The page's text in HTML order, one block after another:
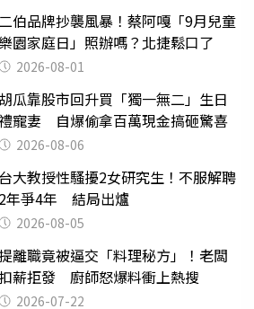
二伯品牌抄襲風暴！蔡阿嘎「9月兒童
園家庭日」照辦嗎？北捷鬆口了
2026-08-01
胡瓜靠股市回升買「獨一無二」生日
寵妻 自爆偷拿百萬現金搞砸驚喜
2026-08-06
台大教授性騷擾2女研究生！不服解聘
2年爭4年 結局出爐
2026-08-05
離職竟被逼交「料理秘方」！老闆
薪拒發 廚師怒爆料衝上熱搜
2026-07-22